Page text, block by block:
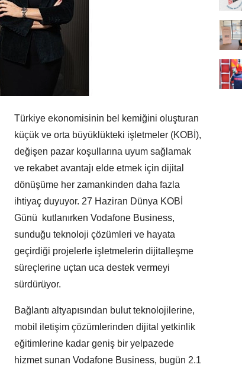
Türkiye ekonomisinin bel kemiğini oluşturan
küçük ve orta büyüklükteki işletmeler (KOBİ),
değişen pazar koşullarına uyum sağlamak
ve rekabet avantajı elde etmek için dijital
dönüşüme her zamankinden daha fazla
ihtiyaç duyuyor. 27 Haziran Dünya KOBİ
Günü kutlanırken Vodafone Business,
sunduğu teknoloji çözümleri ve hayata
geçirdiği projelerle işletmelerin dijitalleşme
süreçlerine uçtan uca destek vermeyi
sürdürüyor.
Bağlantı altyapısından bulut teknolojilerine,
mobil iletişim çözümlerinden dijital yetkinlik
eğitimlerine kadar geniş bir yelpazede
hizmet sunan Vodafone Business, bugün 2.1